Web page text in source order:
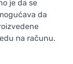
je da se
da
na računu.